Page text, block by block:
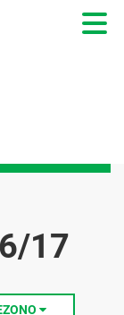
Toggle
17